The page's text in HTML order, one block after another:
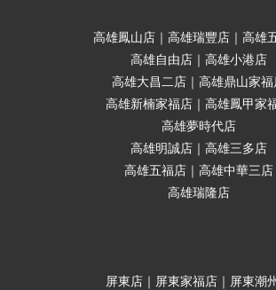
高雄鳳山店｜高雄瑞豐店｜高雄
高雄自由店｜高雄小港店
高雄大昌二店｜高雄鼎山家福
高雄新楠家福店｜高雄鳳甲家
高雄夢時代店
高雄明誠店｜高雄三多店
高雄五福店｜高雄中華三店
高雄瑞隆店
屏東店｜屏東家福店｜屏東潮